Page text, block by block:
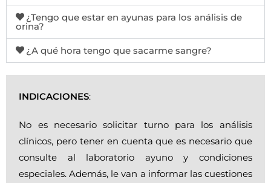
¿Tengo que estar en ayunas para los análisis de
orina?
¿A qué hora tengo que sacarme sangre?
INDICACIONES:
No es necesario solicitar turno para los análisis
clínicos, pero tener en cuenta que es necesario que
consulte al laboratorio ayuno y condiciones
especiales. Además, le van a informar las cuestiones